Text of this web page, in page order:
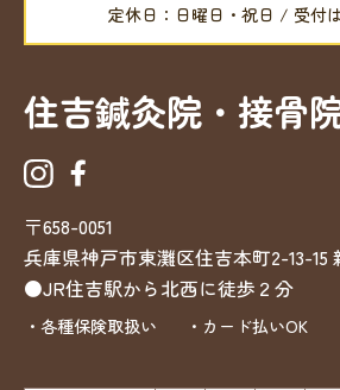
定休日：日曜日・祝日 / 受付
住吉鍼灸院・接骨
〒658-0051
兵庫県神戸市東灘区住吉本町2-13-15
●JR住吉駅から北西に徒歩２分
・各種保険取扱い ・カード払いOK